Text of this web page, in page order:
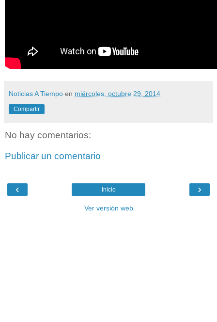
Noticias A Tiempo en miércoles, octubre 29, 2014
Compartir
No hay comentarios:
Publicar un comentario
‹ ›
Inicio
Ver versión web